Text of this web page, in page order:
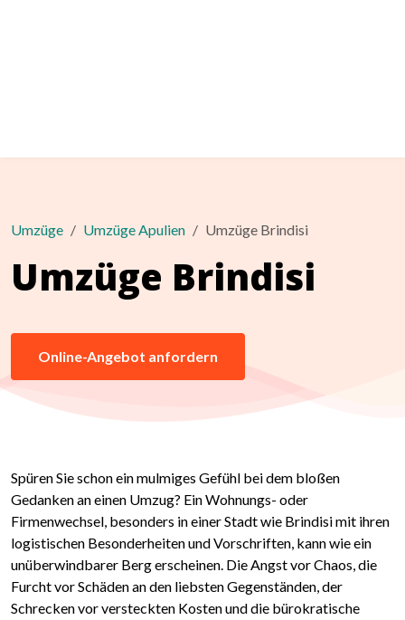
Umzüge Umzüge Apulien Umzüge Brindisi
Umzüge Brindisi
Online-Angebot anfordern
Spüren Sie schon ein mulmiges Gefühl bei dem bloßen
Gedanken an einen Umzug? Ein Wohnungs- oder
Firmenwechsel, besonders in einer Stadt wie Brindisi mit ihren
logistischen Besonderheiten und Vorschriften, kann wie ein
unüberwindbarer Berg erscheinen. Die Angst vor Chaos, die
Furcht vor Schäden an den liebsten Gegenständen, der
Schrecken vor versteckten Kosten und die bürokratische